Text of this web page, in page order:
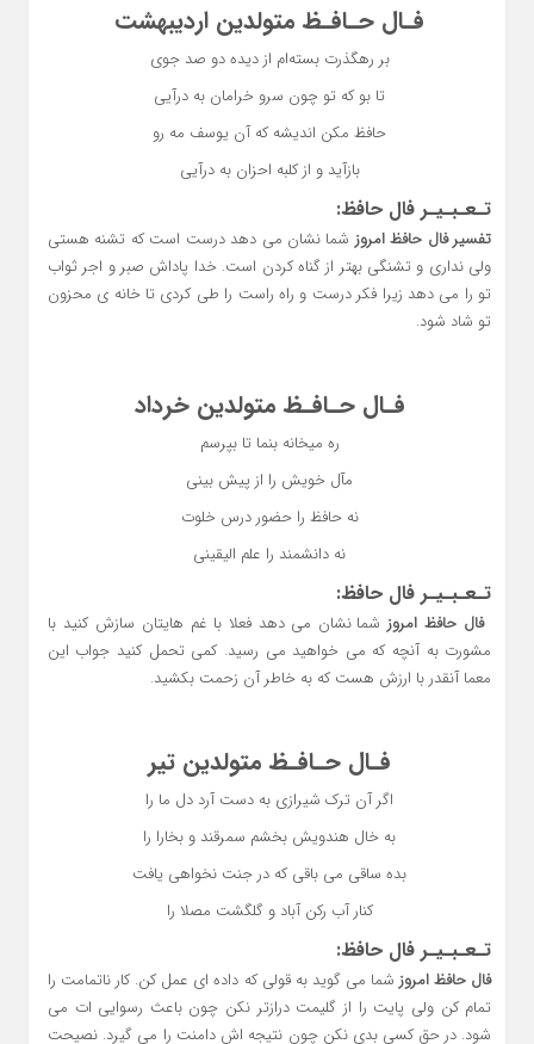
فـال حـافـظ متولدین اردیبهشت
بر رهگذرت بسته‌ام از دیده دو صد جوی
تا بو که تو چون سرو خرامان به درآیی
حافظ مکن اندیشه که آن یوسف مه رو
بازآید و از کلبه احزان به درآیی
تـعـبـیـر فال حافظ:
تفسیر فال حافظ امروز شما نشان می دهد درست است که تشنه هستی
ولی نداری و تشنگی بهتر از گناه کردن است. خدا پاداش صبر و اجر ثواب
تو را می دهد زیرا فکر درست و راه راست را طی کردی تا خانه ی محزون
تو شاد شود.
فـال حـافـظ متولدین خرداد
ره میخانه بنما تا بپرسم
مآل خویش را از پیش بینی
نه حافظ را حضور درس خلوت
نه دانشمند را علم الیقینی
تـعـبـیـر فال حافظ:
فال حافظ امروز شما نشان می دهد فعلا با غم هایتان سازش کنید با
مشورت به آنچه که می خواهید می رسید. کمی تحمل کنید جواب این
معما آنقدر با ارزش هست که به خاطر آن زحمت بکشید.
فـال حـافـظ متولدین تیر
اگر آن ترک شیرازی به دست آرد دل ما را
به خال هندویش بخشم سمرقند و بخارا را
بده ساقی می باقی که در جنت نخواهی یافت
کنار آب رکن آباد و گلگشت مصلا را
تـعـبـیـر فال حافظ:
فال حافظ امروزشما می گوید به قولی که داده ای عمل کن. کار ناتمامت را
تمام کن ولی پایت را از گلیمت درازتر نکن چون باعث رسوایی ات می
شود. در حق کسی بدی نکن چون نتیجه اش دامنت را می گیرد. نصیحت